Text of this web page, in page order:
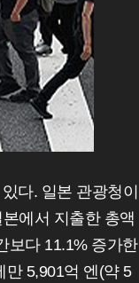
다. 일본 관광청이
에서 지출한 총액
보다 11.1% 증가한
5,901억 엔(약 5